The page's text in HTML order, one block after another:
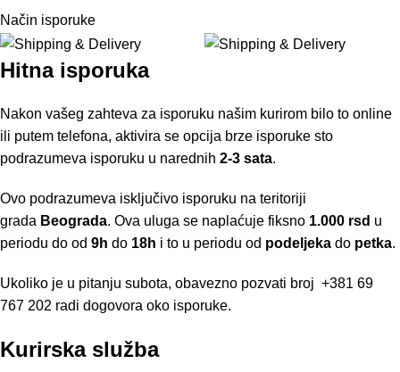
Način isporuke
Hitna isporuka
Nakon vašeg zahteva za isporuku našim kurirom bilo to online
ili putem telefona, aktivira se opcija brze isporuke sto
podrazumeva isporuku u narednih 2-3 sata.
Ovo podrazumeva isključivo isporuku na teritoriji
grada Beograda. Ova uluga se naplaćuje fiksno 1.000 rsd u
periodu do od 9h do 18h i to u periodu od podeljeka do petka.
Ukoliko je u pitanju subota, obavezno pozvati broj +381 69
767 202 radi dogovora oko isporuke.
Kurirska služba